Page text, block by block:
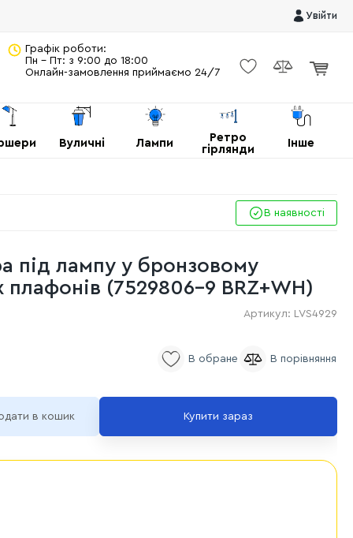
Увійти
Графік роботи:
Пн - Пт: з 9:00 до 18:00
Онлайн-замовлення приймаємо 24/7
Вуличні Лампи
Ретро
гірлянди
Інше
В наявності
під лампу у бронзовому
плафонів (7529806-9 BRZ+WH)
Артикул: LVS4929
в кошик Купити зараз